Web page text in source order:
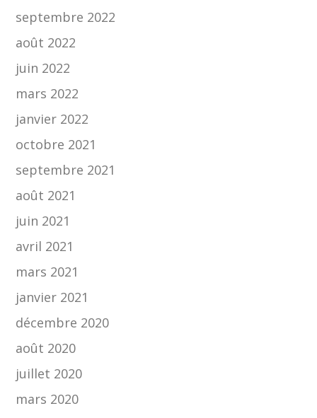
septembre 2022
août 2022
juin 2022
mars 2022
janvier 2022
octobre 2021
septembre 2021
août 2021
juin 2021
avril 2021
mars 2021
janvier 2021
décembre 2020
août 2020
juillet 2020
mars 2020